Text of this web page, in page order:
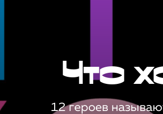
Что
12 героев